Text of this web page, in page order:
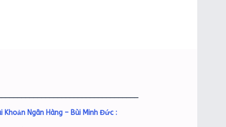
Khoản Ngân Hàng – Bùi Minh Đức :